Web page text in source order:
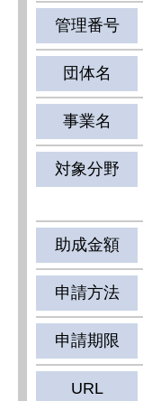
管理番号
団体名
事業名
対象分野
助成金額
申請方法
申請期限
URL